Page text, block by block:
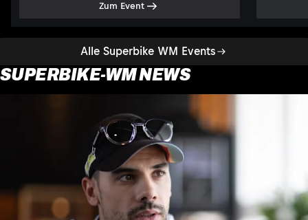
Alle Superbike WM Events
Zum Event
SUPERBIKE-WM NEWS